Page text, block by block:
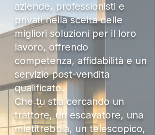
aziende, professionisti e
privati nella scelta delle
migliori soluzioni per il loro
lavoro, offrendo
competenza, affidabilità e un
servizio post-vendita
qualificato.
Che tu stia cercando un
trattore, un escavatore, una
mietitrebbia, un telescopico,